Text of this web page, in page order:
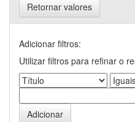
Retornar valores
Adicionar filtros:
Utilizar filtros para refinar o